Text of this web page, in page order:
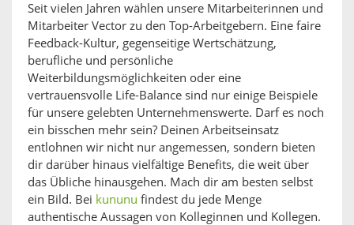
Seit vielen Jahren wählen unsere Mitarbeiterinnen und
Mitarbeiter Vector zu den Top-Arbeitgebern. Eine faire
Feedback-Kultur, gegenseitige Wertschätzung,
berufliche und persönliche
Weiterbildungsmöglichkeiten oder eine
vertrauensvolle Life-Balance sind nur einige Beispiele
für unsere gelebten Unternehmenswerte. Darf es noch
ein bisschen mehr sein? Deinen Arbeitseinsatz
entlohnen wir nicht nur angemessen, sondern bieten
dir darüber hinaus vielfältige Benefits, die weit über
das Übliche hinausgehen. Mach dir am besten selbst
ein Bild. Bei kununu findest du jede Menge
authentische Aussagen von Kolleginnen und Kollegen.